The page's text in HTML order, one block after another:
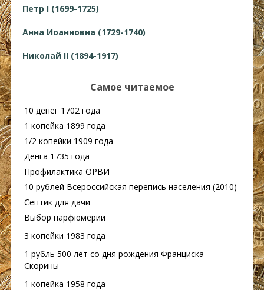
Петр I (1699-1725)
Анна Иоанновна (1729-1740)
Николай II (1894-1917)
Самое читаемое
10 денег 1702 года
1 копейка 1899 года
1/2 копейки 1909 года
Денга 1735 года
Профилактика ОРВИ
10 рублей Всероссийская перепись населения (2010)
Септик для дачи
Выбор парфюмерии
3 копейки 1983 года
1 рубль 500 лет со дня рождения Франциска
Скорины
1 копейка 1958 года